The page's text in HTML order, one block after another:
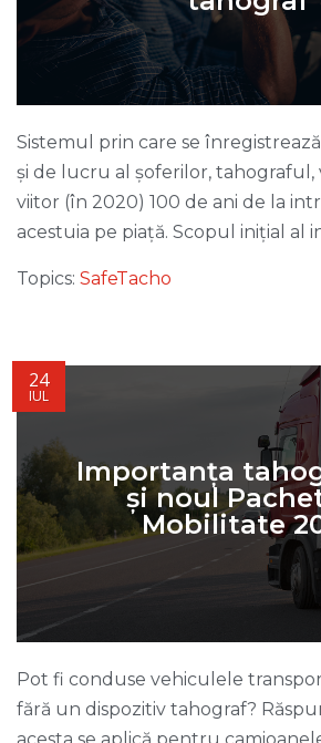
Sistemul prin care se
și de lucru al șoferilor, tahograful,
viitor (în 2020) 100 de ani de la
acestuia pe piață. Scopul inițial al
Topics: SafeTacho
24
IUL
Importanța
și noul
Mobilitate
Pot fi conduse vehiculele
fără un dispozitiv tahograf?
acesta se aplică pentru